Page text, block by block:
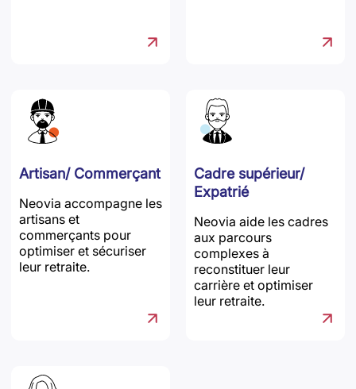
Artisan/ Commerçant
Neovia accompagne les
artisans et
commerçants pour
optimiser et sécuriser
leur retraite.
Cadre supérieur/
Expatrié
Neovia aide les cadres
aux parcours
complexes à
reconstituer leur
carrière et optimiser
leur retraite.